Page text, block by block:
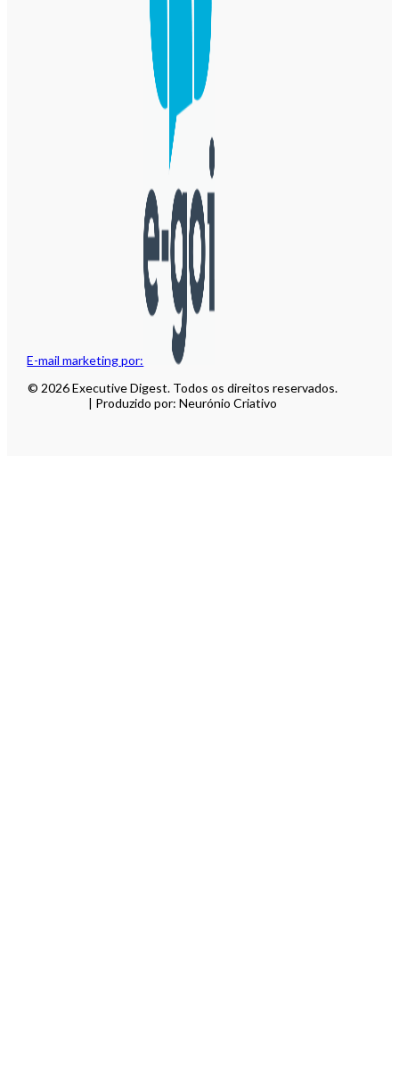
E-mail marketing por:
© 2026 Executive Digest. Todos os direitos reservados.
| Produzido por: Neurónio Criativo